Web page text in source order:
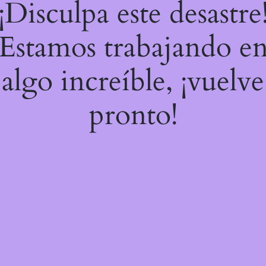
este
trabajando
algo increíble, ¡vuelve
pronto!